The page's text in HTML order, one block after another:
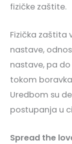
fizičke zaštite.
Fizička zaštita
nastave,
nastave, pa
tokom
Uredbom su
postupanja u
Spread the